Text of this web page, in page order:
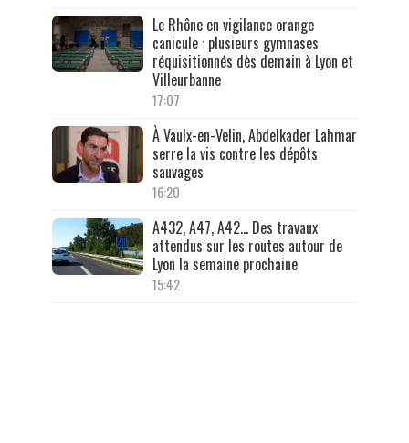
Le Rhône en vigilance orange
canicule : plusieurs gymnases
réquisitionnés dès demain à Lyon et
Villeurbanne
17:07
À Vaulx-en-Velin, Abdelkader Lahmar
serre la vis contre les dépôts
sauvages
16:20
A432, A47, A42… Des travaux
attendus sur les routes autour de
Lyon la semaine prochaine
15:42